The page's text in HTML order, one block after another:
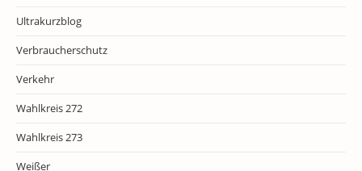
Ultrakurzblog
Verbraucherschutz
Verkehr
Wahlkreis 272
Wahlkreis 273
Weißer